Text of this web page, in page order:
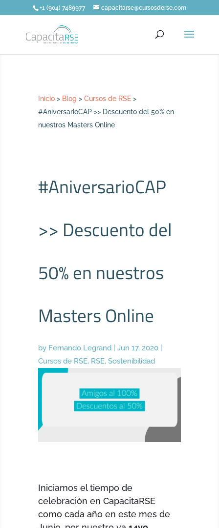
+1 (904) 7489977 capacitarse@cursosderse.com
Inicio > Blog >Cursos de RSE >
#AniversarioCAP >> Descuento del 50% en
nuestros Masters Online
#AniversarioCAP
>> Descuento del
50% en nuestros
Masters Online
by Fernando Legrand |Jun 17, 2020
Cursos de RSE, RSE,Sostenibilidad
Iniciamos el tiempo de
celebración en CapacitaRSE
como cada año en este mes de